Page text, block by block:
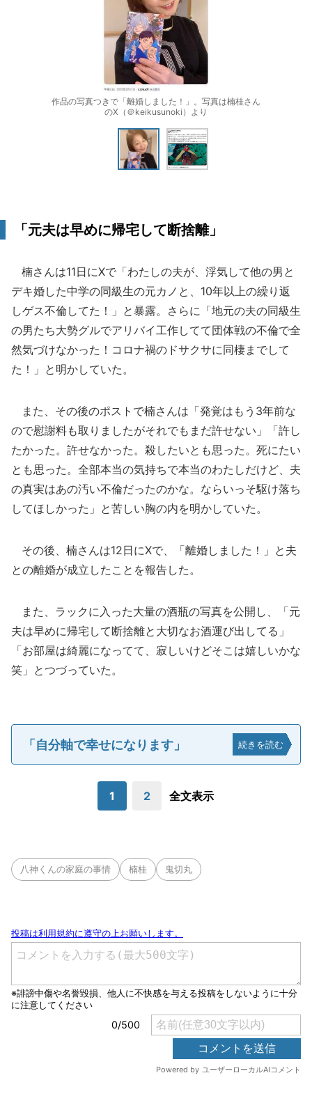
作品の写真つきで「離婚しました！」。写真は楠桂さん
のX（＠keikusunoki）より
「元夫は早めに帰宅して断捨離」
楠さんは11日にXで「わたしの夫が、浮気して他の男と
デキ婚した中学の同級生の元カノと、10年以上の繰り返
しゲス不倫してた！」と暴露。さらに「地元の夫の同級生
の男たち大勢グルでアリバイ工作してて団体戦の不倫で全
然気づけなかった！コロナ禍のドサクサに同棲までして
た！」と明かしていた。
また、その後のポストで楠さんは「発覚はもう3年前な
ので慰謝料も取りましたがそれでもまだ許せない」「許し
たかった。許せなかった。殺したいとも思った。死にたい
とも思った。全部本当の気持ちで本当のわたしだけど、夫
の真実はあの汚い不倫だったのかな。ならいっそ駆け落ち
してほしかった」と苦しい胸の内を明かしていた。
その後、楠さんは12日にXで、「離婚しました！」と夫
との離婚が成立したことを報告した。
また、ラックに入った大量の酒瓶の写真を公開し、「元
夫は早めに帰宅して断捨離と大切なお酒運び出してる」
「お部屋は綺麗になってて、寂しいけどそこは嬉しいかな
笑」とつづっていた。
「自分軸で幸せになります」 続きを読む
1 2 全文表示
八神くんの家庭の事情 楠桂 鬼切丸